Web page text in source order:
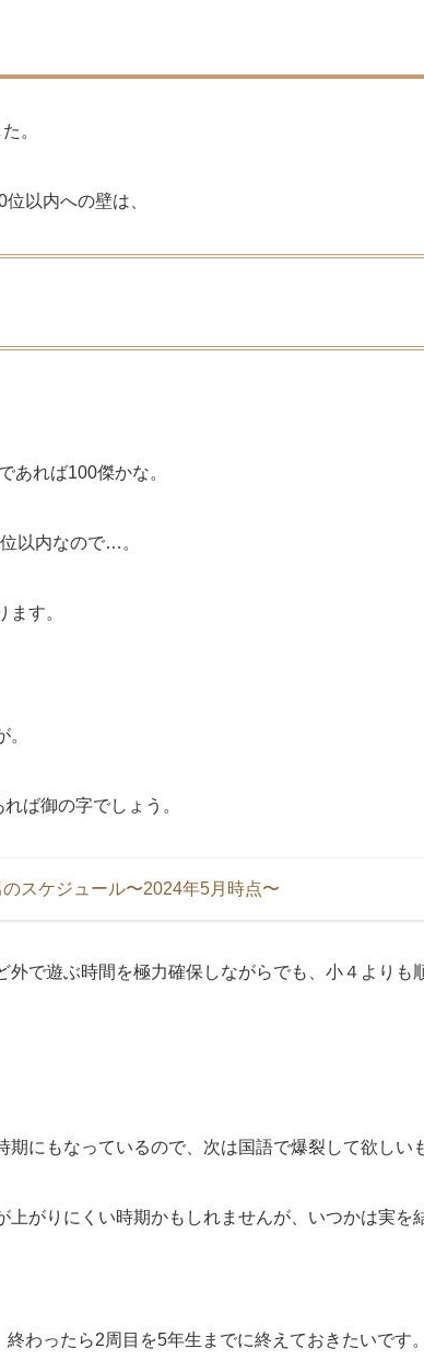
。
以内への壁は、
あれば100傑かな。
以内なので…。
す。
ば御の字でしょう。
のスケジュール〜2024年5月時点〜
外で遊ぶ時間を極力確保しながらでも、小４よりも
にもなっているので、次は国語で爆裂して欲しい
がりにくい時期かもしれませんが、いつかは実を
わったら2周目を5年生までに終えておきたいです。